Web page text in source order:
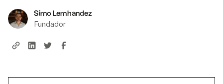
Simo Lemhandez
Fundador